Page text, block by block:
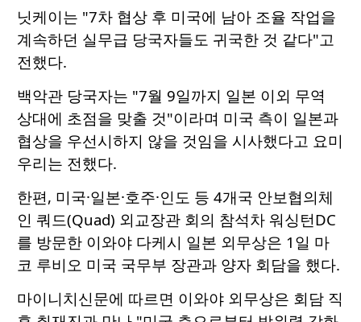
닛케이는 "7차 협상 후 미국에 남아 조율 작업을
계속하던 실무급 당국자들도 귀국한 것 같다"고
전했다.
백악관 당국자는 "7월 9일까지 일본 이외 무역
상대에 초점을 맞출 것"이라며 미국 측이 일본과
협상을 우선시하지 않을 것임을 시사했다고 요미
우리는 전했다.
한편, 미국·일본·호주·인도 등 4개국 안보협의체
인 쿼드(Quad) 외교장관 회의 참석차 워싱턴DC
를 방문한 이와야 다케시 일본 외무상은 1일 마
코 루비오 미국 국무부 장관과 양자 회담을 했다.
마이니치신문에 따르면 이와야 외무상은 회담 직